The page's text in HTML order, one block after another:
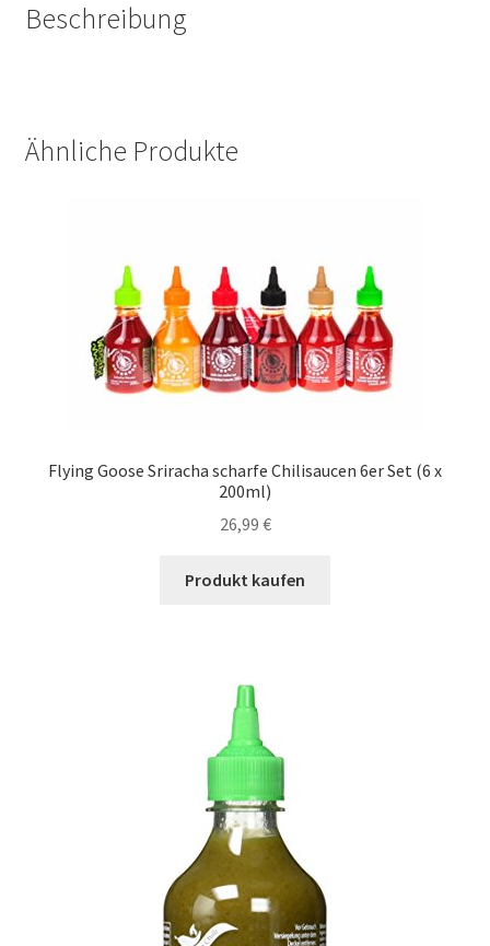
Beschreibung
Ähnliche Produkte
Flying Goose Sriracha scharfe Chilisaucen 6er Set (6 x
200ml)
26,99 €
Produkt kaufen